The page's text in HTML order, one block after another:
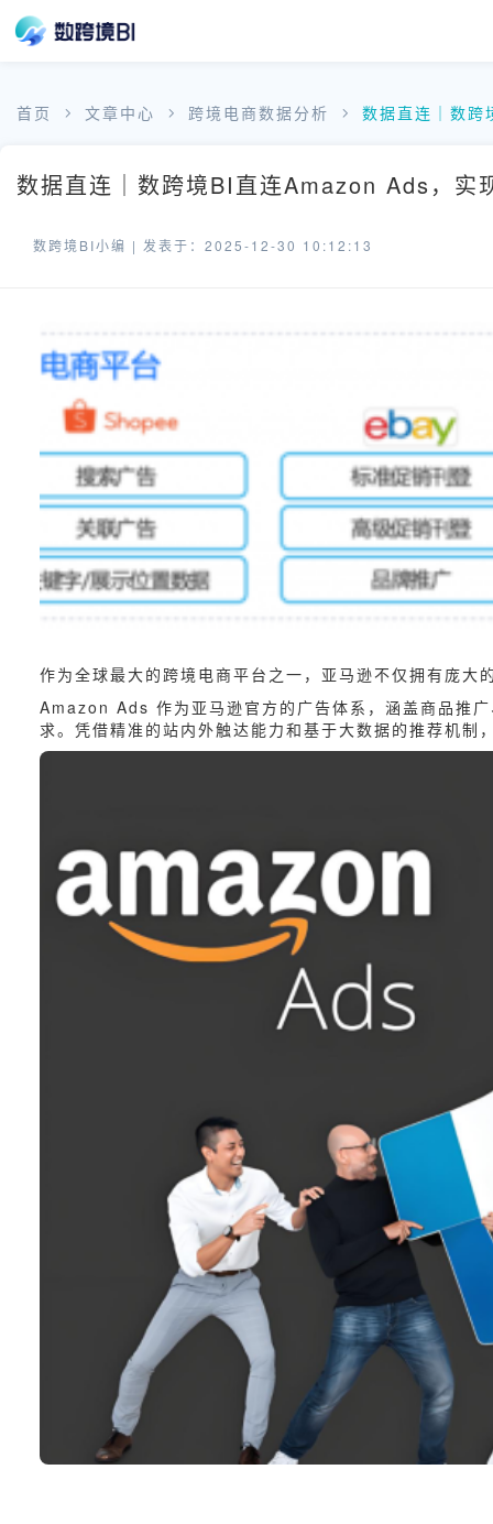
首页 文章中心 跨境电商数据分析 数据直连｜数
数据直连｜数跨境BI直连Amazon Ads，
数跨境BI小编 | 发表于：2025-12-30 10:12:13
作为全球最大的跨境电商平台之一，亚马逊不仅拥有庞大
Amazon Ads 作为亚马逊官方的广告体系，涵盖商品推
求。凭借精准的站内外触达能力和基于大数据的推荐机